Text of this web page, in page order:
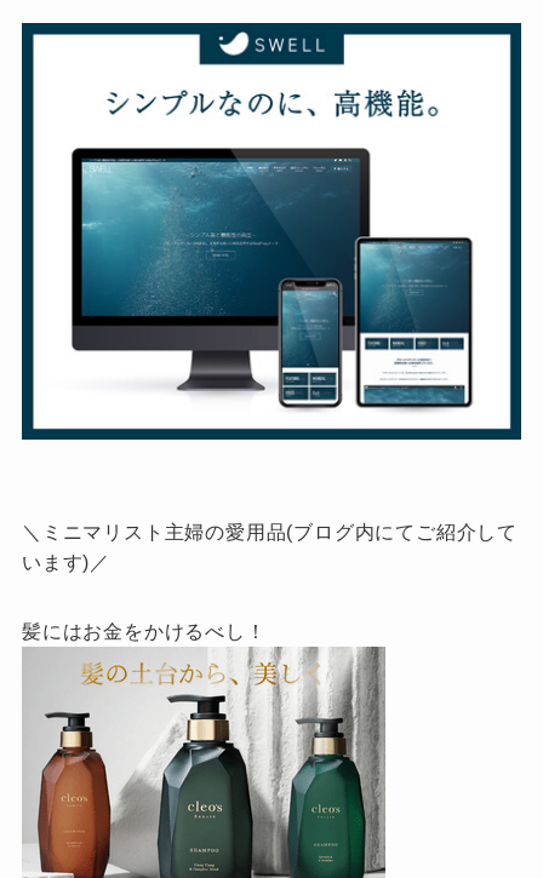
＼ミニマリスト主婦の愛用品(ブログ内にてご紹介して
います)／
髪にはお金をかけるべし！